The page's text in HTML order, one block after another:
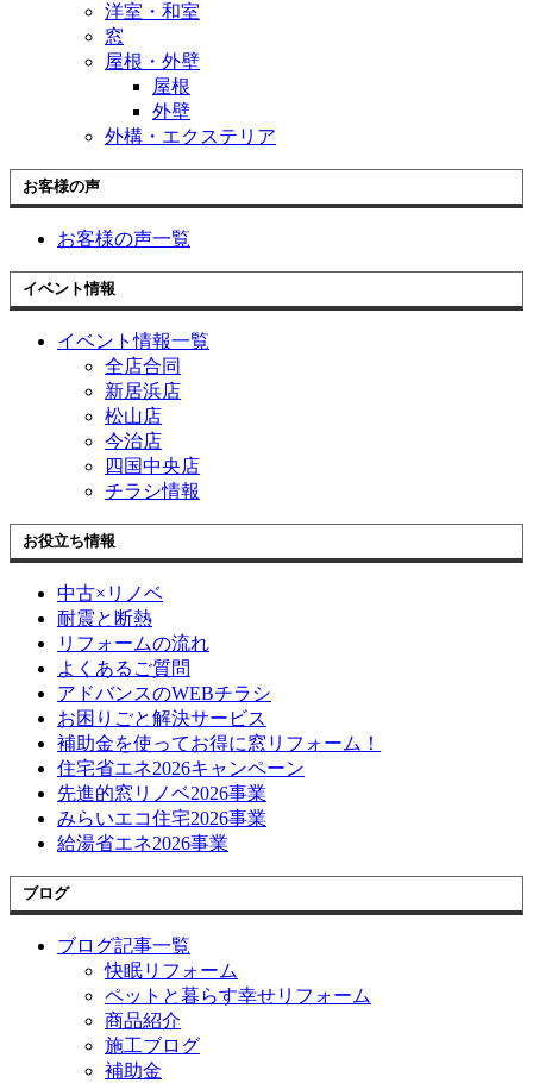
洋室・和室
窓
屋根・外壁
屋根
外壁
外構・エクステリア
お客様の声
お客様の声一覧
イベント情報
イベント情報一覧
全店合同
新居浜店
松山店
今治店
四国中央店
チラシ情報
お役立ち情報
中古×リノベ
耐震と断熱
リフォームの流れ
よくあるご質問
アドバンスのWEBチラシ
お困りごと解決サービス
補助金を使ってお得に窓リフォーム！
住宅省エネ2026キャンペーン
先進的窓リノベ2026事業
みらいエコ住宅2026事業
給湯省エネ2026事業
ブログ
ブログ記事一覧
快眠リフォーム
ペットと暮らす幸せリフォーム
商品紹介
施工ブログ
補助金